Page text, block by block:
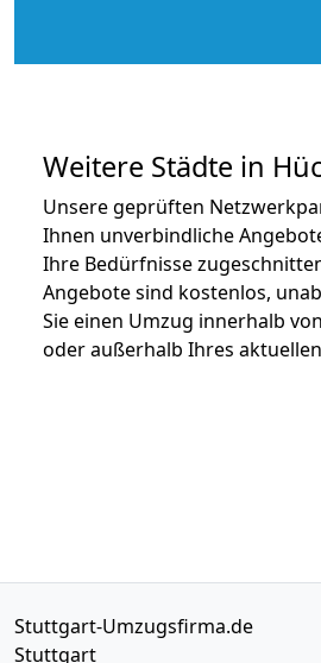
Weitere Städte in
Unsere geprüften
Ihnen unverbindliche
Ihre Bedürfnisse
Angebote sind kostenlos,
Sie einen Umzug innerhalb
oder außerhalb Ihres
Stuttgart-Umzugsfirma.de
Stuttgart